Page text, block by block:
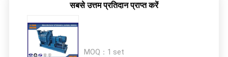
सबसे उत्तम प्रतिदान प्राप्त करें
MOQ： 1 set